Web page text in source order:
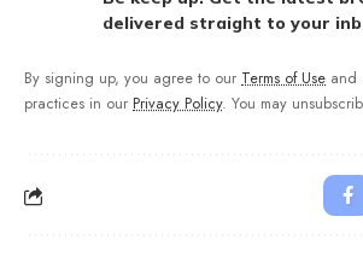
delivered straight to your
By signing up, you agree to our Terms of Use and
practices in our Privacy Policy. You may